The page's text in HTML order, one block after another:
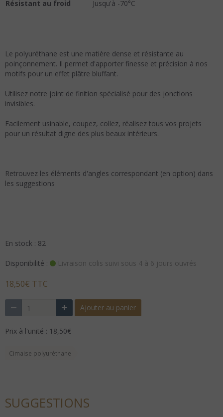
Résistant au froid Jusqu'à -70°C
Le polyuréthane est une matière dense et résistante au
poinçonnement. Il permet d'apporter finesse et précision à nos
motifs pour un effet plâtre bluffant.
Utilisez notre joint de finition spécialisé pour des jonctions
invisibles.
Facilement usinable, coupez, collez, réalisez tous vos projets
pour un résultat digne des plus beaux intérieurs.
Retrouvez les éléments d'angles correspondant (en option) dans
les suggestions
En stock : 82
Disponibilité : Livraison colis suivi sous 4 à 6 jours ouvrés
18,50€ TTC
Ajouter au panier
Prix à l'unité : 18,50€
Cimaise polyuréthane
SUGGESTIONS